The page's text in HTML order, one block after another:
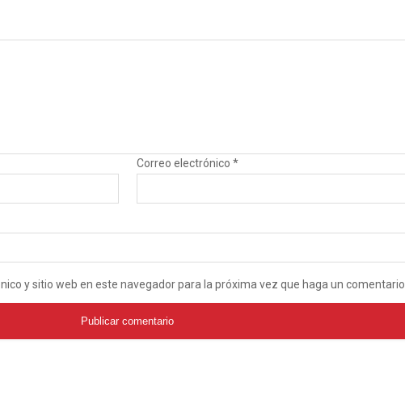
Correo electrónico *
y sitio web en este navegador para la próxima vez que haga un comentario.